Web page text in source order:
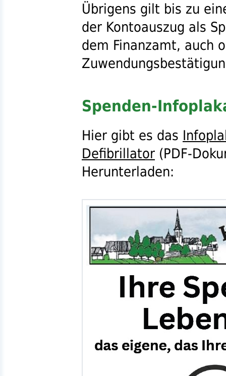
Übrigens gilt bis zu
der Kontoauszug als
dem Finanzamt, auch
Spenden-
Hier gibt es das
Defibrillator (PDF-
Herunterladen: